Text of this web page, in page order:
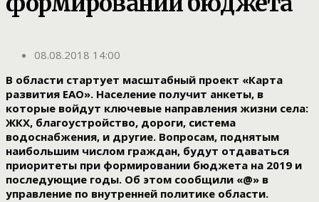
08.08.2018 14:00
В области стартует масштабный проект «Карта
развития ЕАО». Население получит анкеты, в
которые войдут ключевые направления жизни села:
ЖКХ, благоустройство, дороги, система
водоснабжения, и другие. Вопросам, поднятым
наибольшим числом граждан, будут отдаваться
приоритеты при формировании бюджета на 2019 и
последующие годы. Об этом сообщили «@» в
управление по внутренней политике области.